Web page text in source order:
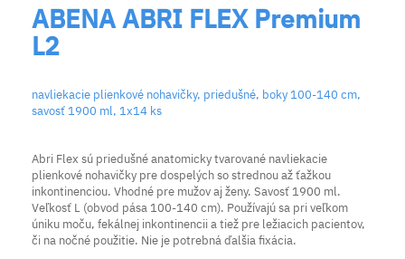
ABENA ABRI FLEX Premium
L2
navliekacie plienkové nohavičky, priedušné, boky 100-140 cm,
savosť 1900 ml, 1x14 ks
Abri Flex sú priedušné anatomicky tvarované navliekacie
plienkové nohavičky pre dospelých so strednou až ťažkou
inkontinenciou. Vhodné pre mužov aj ženy. Savosť 1900 ml.
Veľkosť L (obvod pása 100-140 cm). Používajú sa pri veľkom
úniku moču, fekálnej inkontinencii a tiež pre ležiacich pacientov,
či na nočné použitie. Nie je potrebná ďalšia fixácia.